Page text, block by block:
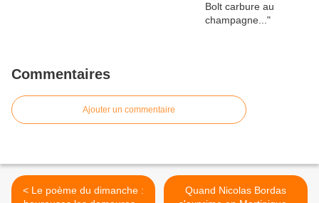
Commentaires
Ajouter un commentaire
< Le poème du dimanche :
Quand Nicolas Bordas